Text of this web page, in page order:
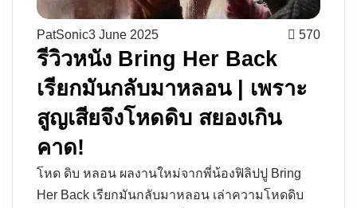
PatSonic3 June 2025 570
รีวิวหนัง Bring Her Back
เรียกมันกลับมาหลอน | เพราะ
สูญเสียจึงโหดดิบ สยองเกิน
คาด!
โหด ดิบ หลอน ผลงานใหม่จากพี่น้องฟิลิปปู Bring
Her Back เรียกมันกลับมาหลอน เล่าความโหดดิบ